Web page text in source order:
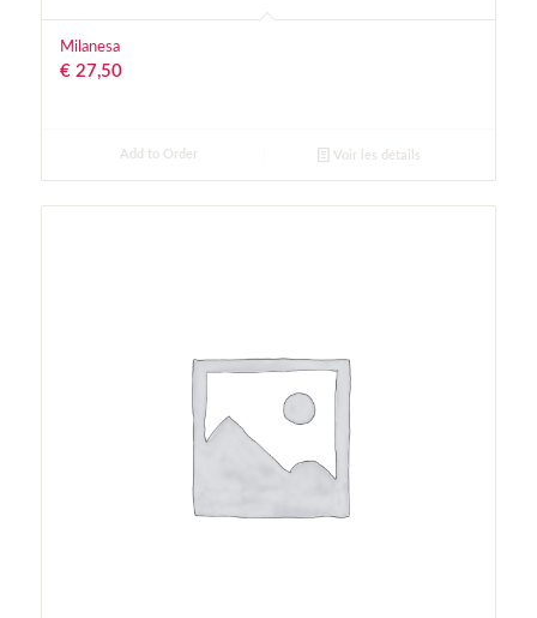
Milanesa
€27,50
Add to Order Voir les détails